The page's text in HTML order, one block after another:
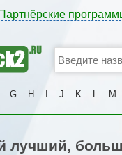
Партнёрские
G H J K L M
лучший,